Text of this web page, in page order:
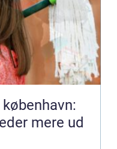
mere ud